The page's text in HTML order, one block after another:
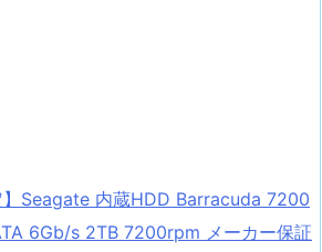
】Seagate 内蔵HDD Barracuda 7200
6Gb/s 2TB 7200rpm メーカー保証